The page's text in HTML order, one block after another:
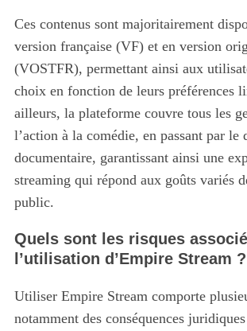
Ces contenus sont majoritairement
version française (VF) et en version
(VOSTFR), permettant ainsi aux
choix en fonction de leurs préférences
ailleurs, la plateforme couvre tous les
l’action à la comédie, en passant par le
documentaire, garantissant ainsi une
streaming qui répond aux goûts variés
public.
Quels sont les risques
l’utilisation d’Empire Stream ?
Utiliser Empire Stream comporte
notamment des conséquences